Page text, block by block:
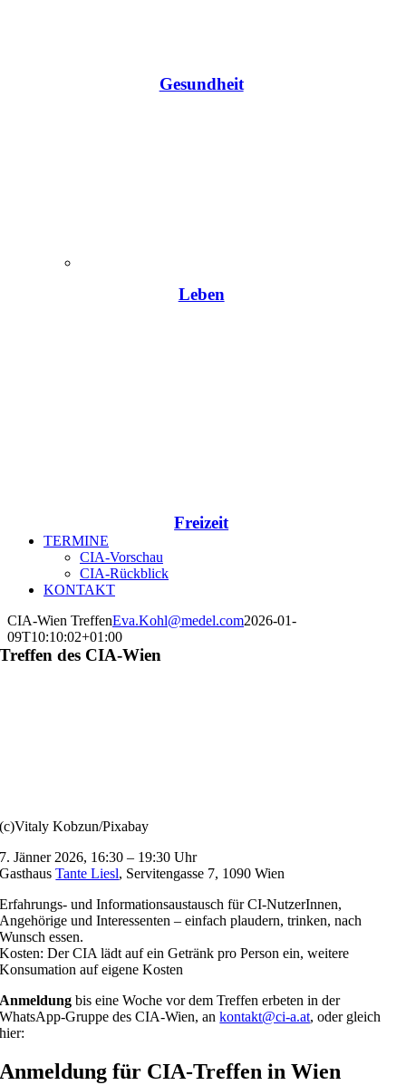
Gesundheit
Leben
Freizeit
TERMINE
CIA-Vorschau
CIA-Rückblick
KONTAKT
CIA-Wien TreffenEva.Kohl@medel.com2026-01-
09T10:10:02+01:00
Treffen des CIA-Wien
(c)Vitaly Kobzun/Pixabay
7. Jänner 2026, 16:30 – 19:30 Uhr
GasthausTante Liesl, Servitengasse 7, 1090 Wien
Erfahrungs- und Informationsaustausch für CI-NutzerInnen,
Angehörige und Interessenten – einfach plaudern, trinken, nach
Wunsch essen.
Kosten: Der CIA lädt auf ein Getränk pro Person ein, weitere
Konsumation auf eigene Kosten
Anmeldung bis eine Woche vor dem Treffen erbeten in der
WhatsApp-Gruppe des CIA-Wien, ankontakt@ci-a.at, oder gleich
hier:
Anmeldung für CIA-Treffen in Wien